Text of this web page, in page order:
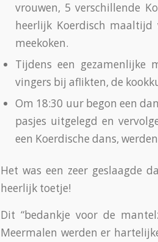
vrouwen, 5 verschillende
heerlijk Koerdisch maaltijd
meekoken.
Tijdens een gezamenlijke
vingers bij aflikten, de
Om 18:30 uur begon een
pasjes uitgelegd en
een Koerdische dans,
Het was een zeer geslaagde
heerlijk toetje!
Dit “bedankje voor de
Meermalen werden er